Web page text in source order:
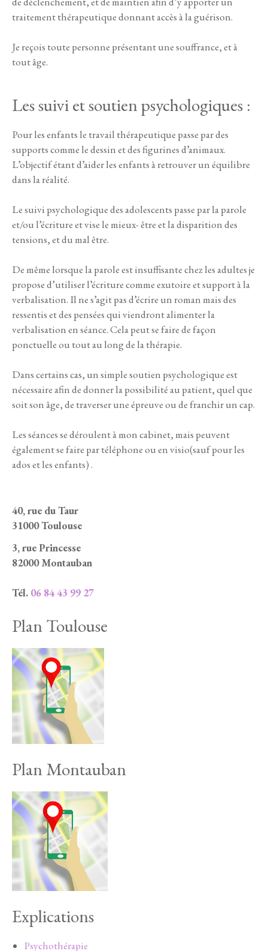
traitement thérapeutique donnant accès à la guérison.
Je reçois toute personne présentant une souffrance, et à
tout âge.
Les suivi et soutien psychologiques :
Pour les enfants le travail thérapeutique passe par des
supports comme le dessin et des figurines d’animaux.
L’objectif étant d’aider les enfants à retrouver un équilibre
dans la réalité.
Le suivi psychologique des adolescents passe par la parole
et/ou l’écriture et vise le mieux- être et la disparition des
tensions, et du mal être.
De même lorsque la parole est insuffisante chez les adultes je
propose d’utiliser l’écriture comme exutoire et support à la
verbalisation. Il ne s’agit pas d’écrire un roman mais des
ressentis et des pensées qui viendront alimenter la
verbalisation en séance. Cela peut se faire de façon
ponctuelle ou tout au long de la thérapie.
Dans certains cas, un simple soutien psychologique est
nécessaire afin de donner la possibilité au patient, quel que
soit son âge, de traverser une épreuve ou de franchir un cap.
Les séances se déroulent à mon cabinet, mais peuvent
également se faire par téléphone ou en visio(sauf pour les
ados et les enfants) .
40, rue du Taur
31000 Toulouse
3, rue Princesse
82000 Montauban
Tél. 06 84 43 99 27
Plan Toulouse
Plan Montauban
Explications
Psychothérapie